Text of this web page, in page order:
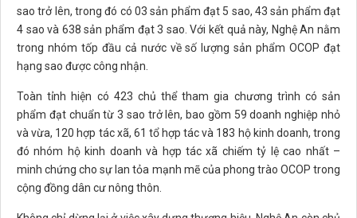
sao trở lên, trong đó có 03 sản phẩm đạt 5 sao, 43 sản phẩm đạt
4 sao và 638 sản phẩm đạt 3 sao. Với kết quả này, Nghệ An nằm
trong nhóm tốp đầu cả nước về số lượng sản phẩm OCOP đạt
hạng sao được công nhận.
Toàn tỉnh hiện có 423 chủ thể tham gia chương trình có sản
phẩm đạt chuẩn từ 3 sao trở lên, bao gồm 59 doanh nghiệp nhỏ
và vừa, 120 hợp tác xã, 61 tổ hợp tác và 183 hộ kinh doanh, trong
đó nhóm hộ kinh doanh và hợp tác xã chiếm tỷ lệ cao nhất –
minh chứng cho sự lan tỏa mạnh mẽ của phong trào OCOP trong
cộng đồng dân cư nông thôn.